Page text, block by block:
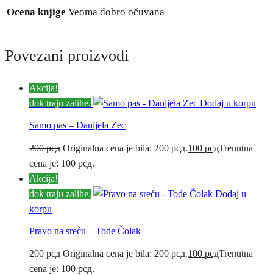
Ocena knjige Veoma dobro očuvana
Povezani proizvodi
Akcija!
dok traju zalihe.
Dodaj u korpu
Samo pas – Danijela Zec
200рсд Originalna cena je bila: 200 рсд.100 рсдTrenutna
cena je: 100 рсд.
Akcija!
dok traju zalihe.
Dodaj u
korpu
Pravo na sreću – Tode Čolak
200рсд Originalna cena je bila: 200 рсд.100 рсдTrenutna
cena je: 100 рсд.